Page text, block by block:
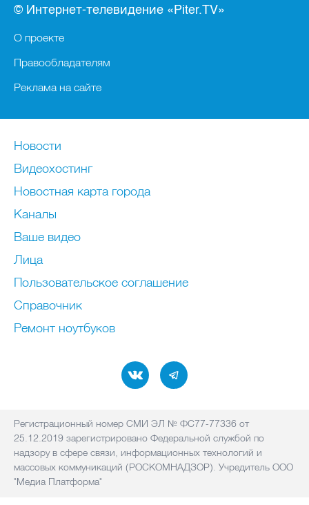
© Интернет-телевидение «Piter.TV»
О проекте
Правообладателям
Реклама на сайте
Новости
Видеохостинг
Новостная карта города
Каналы
Ваше видео
Лица
Пользовательское соглашение
Справочник
Ремонт нoутбуков
Регистрационный номер СМИ ЭЛ № ФС77-77336 от
25.12.2019 зарегистрировано Федеральной службой по
надзору в сфере связи, информационных технологий и
массовых коммуникаций (РОСКОМНАДЗОР). Учредитель ООО
"Медиа Платформа"